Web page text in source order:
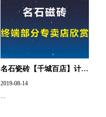
刷机和意大利西斯特姆33000
吨位压机以及岩板生产系...
名石瓷砖【千城百店】计
划，正在进行...
2019-08-14
...